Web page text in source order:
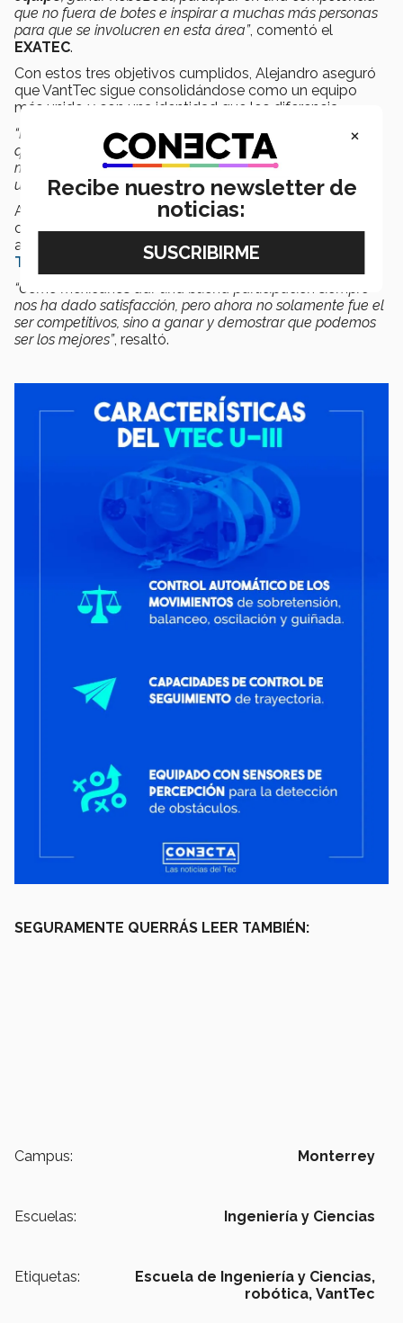
que no fuera de botes e inspirar a muchas más personas
para que se involucren en esta área”, comentó el
EXATEC.
Con estos tres objetivos cumplidos, Alejandro aseguró
que VantTec sigue consolidándose como un equipo
más unido y con una identidad que los diferencia.
“El equipo tiene más sentido como grupo completo de lo
que quiere hacer, y es más sencillo trabajar con los
miembros y convencerlos de qué estamos haciendo con
una identidad sólida”, señaló.
Alejandro afirmó que VantTec se sigue preparando para
competir en futuros concursos dado que los triunfos
actuales los motivan para seguir llenando de orgullo al
Tec de Monterrey
y a México.
“Como mexicanos dar una buena participación siempre
nos ha dado satisfacción, pero ahora no solamente fue el
ser competitivos, sino a ganar y demostrar que podemos
ser los mejores”, resaltó.
SEGURAMENTE QUERRÁS LEER TAMBIÉN:
Campus: Monterrey
Escuelas: Ingeniería y Ciencias
Etiquetas:
Escuela de Ingeniería y Ciencias,
robótica, VantTec
×
Recibe nuestro newsletter de
noticias: